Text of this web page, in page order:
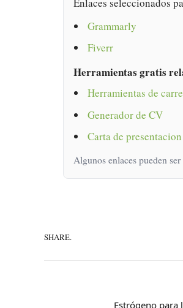
Grammarly
Fiverr
Herramientas gratis
Herramientas de
Generador de CV
Carta de presentacion
Algunos enlaces pueden
SHARE.
Estrógeno para